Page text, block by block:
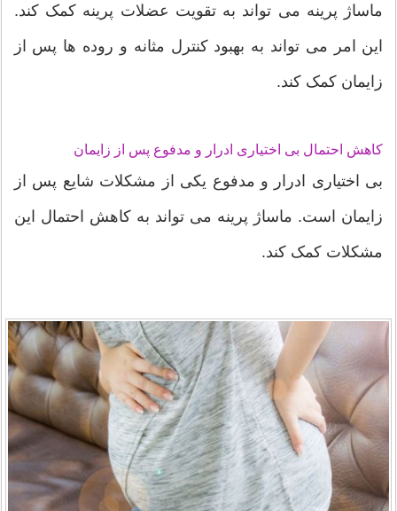
ماساژ پرینه می تواند به تقویت عضلات پرینه کمک کند.
این امر می تواند به بهبود کنترل مثانه و روده ها پس از
زایمان کمک کند.
کاهش احتمال بی اختیاری ادرار و مدفوع پس از زایمان
بی اختیاری ادرار و مدفوع یکی از مشکلات شایع پس از
زایمان است. ماساژ پرینه می تواند به کاهش احتمال این
مشکلات کمک کند.